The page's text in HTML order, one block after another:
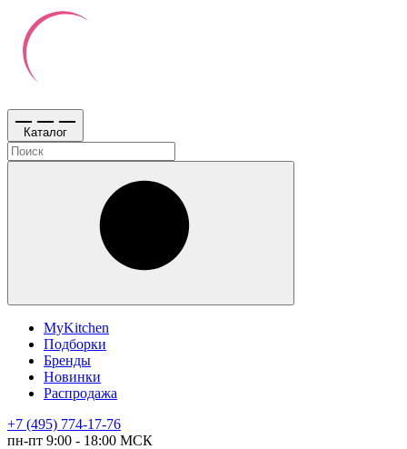
Каталог
MyKitchen
Подборки
Бренды
Новинки
Распродажа
+7 (495) 774-17-76
пн-пт 9:00 - 18:00 МСК